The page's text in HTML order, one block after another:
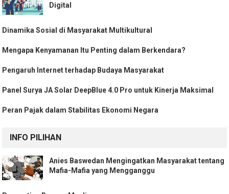
Digital
Dinamika Sosial di Masyarakat Multikultural
Mengapa Kenyamanan Itu Penting dalam Berkendara?
Pengaruh Internet terhadap Budaya Masyarakat
Panel Surya JA Solar DeepBlue 4.0 Pro untuk Kinerja Maksimal
Peran Pajak dalam Stabilitas Ekonomi Negara
INFO PILIHAN
Anies Baswedan Mengingatkan Masyarakat tentang
Mafia-Mafia yang Mengganggu